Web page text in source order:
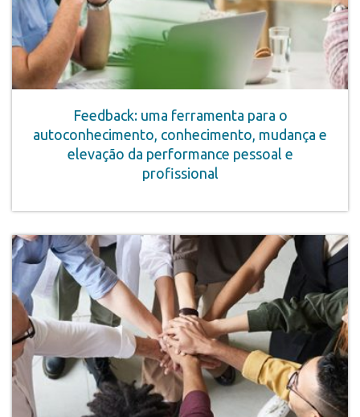
Feedback: uma ferramenta para o
autoconhecimento, conhecimento, mudança e
elevação da performance pessoal e
profissional